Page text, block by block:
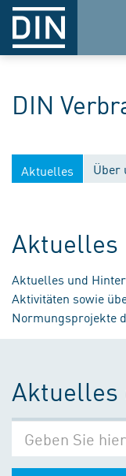
DIN
Aktuelles Über
Aktuelles
Aktuelles und
Aktivitäten sowie
Normungsprojekte
Aktuelles